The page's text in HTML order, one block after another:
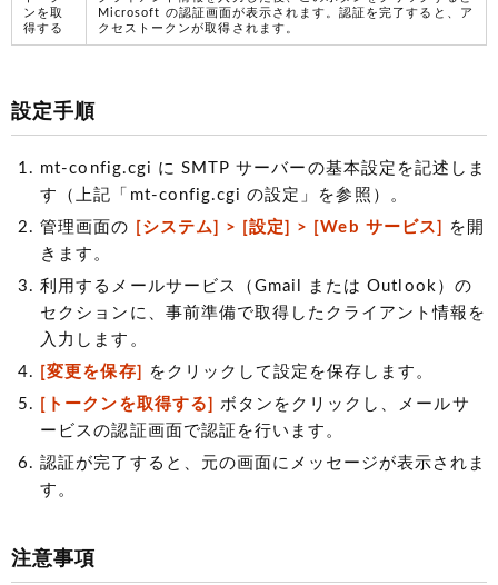
ンを取
得する
Microsoft の認証画面が表示されます。認証を完了すると、ア
クセストークンが取得されます。
設定手順
mt-config.cgi に SMTP サーバーの基本設定を記述しま
す（上記「mt-config.cgi の設定」を参照）。
管理画面の [システム] > [設定] > [Web サービス]
を開
きます。
利用するメールサービス（Gmail または Outlook）の
セクションに、事前準備で取得したクライアント情報を
入力します。
[変更を保存]
をクリックして設定を保存します。
[トークンを取得する]
ボタンをクリックし、メールサ
ービスの認証画面で認証を行います。
認証が完了すると、元の画面にメッセージが表示されま
す。
注意事項